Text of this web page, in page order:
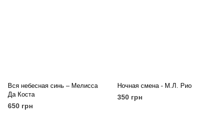
Вся небесная синь – Мелисса
Да Коста
650 грн
Ночная смена - М.Л. Рио
350 грн